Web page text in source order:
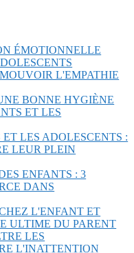
ÉMOTIONNELLE
L'EMPATHIE
BONNE HYGIÈNE
ET LES
LES ADOLESCENTS :
LEUR PLEIN
ENFANTS : 3
DANS
L'ENFANT ET
ULTIME DU PARENT
LES
L'INATTENTION